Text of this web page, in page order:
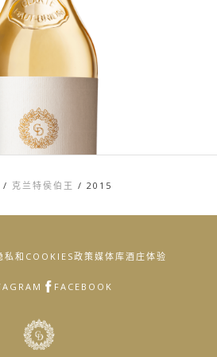
/ 克兰特侯伯王 / 2015
私和COOKIES政策媒体库酒庄体验
FACEBOOK